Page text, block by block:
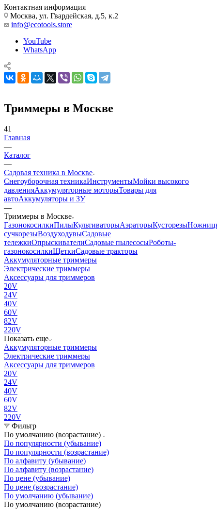
Контактная информация
Москва, ул. Гвардейская, д.5, к.2
info@ecotools.store
YouTube
WhatsApp
Триммеры в Москве
41
Главная
—
Каталог
—
Садовая техника в Москве
Снегоуборочная техникаИнструментыМойки высокого
давленияАккумуляторные моторыТовары для
автоАккумуляторы и ЗУ
—
Триммеры в Москве
ГазонокосилкиПилыКультиваторыАэраторыКусторезы
сучкорезыВоздуходувыСадовые
тележкиОпрыскивателиСадовые пылесосыРоботы-
газонокосилкиЩеткиСадовые тракторы
Аккумуляторные триммеры
Электрические триммеры
Аксессуары для триммеров
20V
24V
40V
60V
82V
220V
Показать еще
Аккумуляторные триммеры
Электрические триммеры
Аксессуары для триммеров
20V
24V
40V
60V
82V
220V
Фильтр
По умолчанию (возрастание)
По популярности (убывание)
По популярности (возрастание)
По алфавиту (убывание)
По алфавиту (возрастание)
По цене (убывание)
По цене (возрастание)
По умолчанию (убывание)
По умолчанию (возрастание)